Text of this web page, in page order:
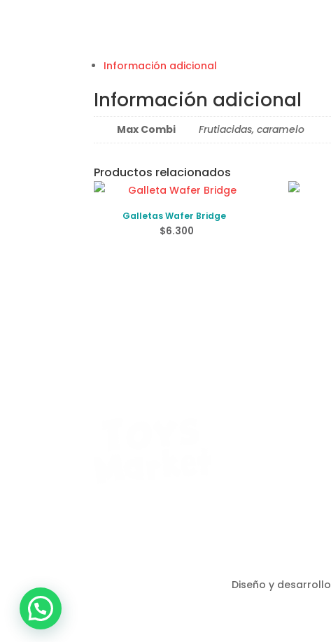
Información adicional
Información adicional
Max Combi Frutiacidas, caramelo
Productos relacionados
Galletas Wafer Bridge
$6.300
Diseño y desarrollo